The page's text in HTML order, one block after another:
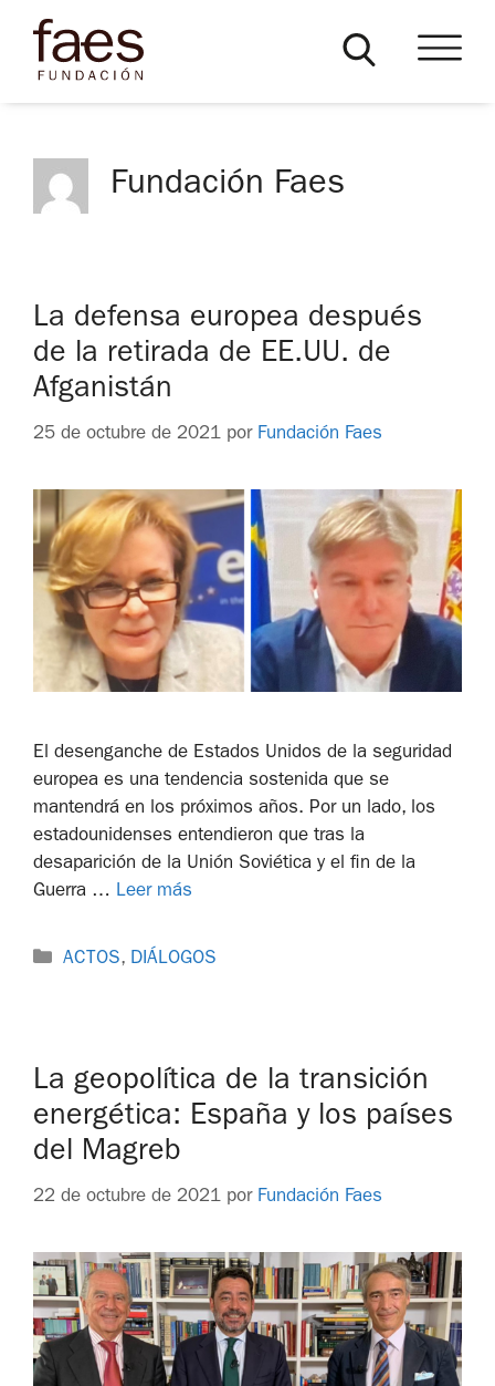
Fundación Faes
La defensa europea después
de la retirada de EE.UU. de
Afganistán
25 de octubre de 2021 por Fundación Faes
El desenganche de Estados Unidos de la seguridad
europea es una tendencia sostenida que se
mantendrá en los próximos años. Por un lado, los
estadounidenses entendieron que tras la
desaparición de la Unión Soviética y el fin de la
Guerra … Leer más
ACTOS, DIÁLOGOS
La geopolítica de la transición
energética: España y los países
del Magreb
22 de octubre de 2021 por Fundación Faes